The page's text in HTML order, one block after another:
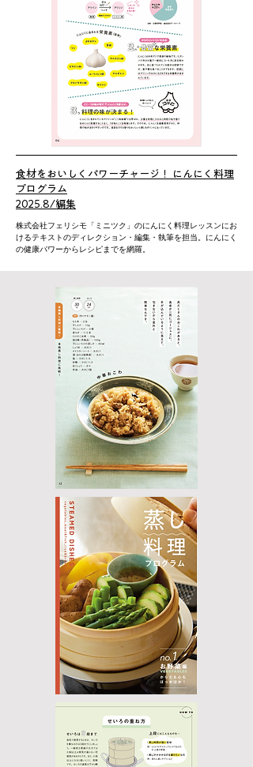
食材をおいしくパワーチャージ！ にんにく料理
プログラム
2025.8/編集
株式会社フェリシモ「ミニツク」のにんにく料理レッスンにお
けるテキストのディレクション・編集・執筆を担当。にんにく
の健康パワーからレシピまでを網羅。